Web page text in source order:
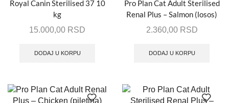
Royal Canin Sterilised 37 10
kg
15.000,00 RSD
DODAJ U KORPU
Pro Plan Cat Adult Sterilised
Renal Plus – Salmon (losos)
1.5 kg
2.360,00 RSD
DODAJ U KORPU